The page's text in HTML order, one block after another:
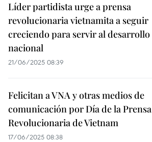
Líder partidista urge a prensa
revolucionaria vietnamita a seguir
creciendo para servir al desarrollo
nacional
21/06/2025 08:39
Felicitan a VNA y otras medios de
comunicación por Día de la Prensa
Revolucionaria de Vietnam
17/06/2025 08:38